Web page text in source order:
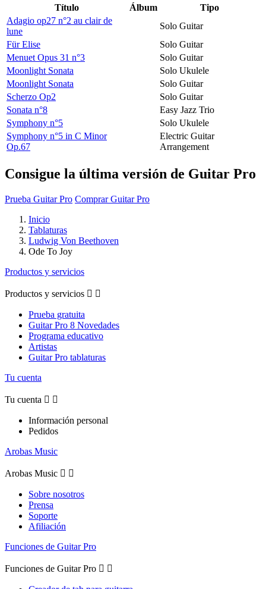
Título Álbum
Tipo
Adagio op27 n°2 au clair de
lune
Solo Guitar
Für Elise
Solo Guitar
Menuet Opus 31 n°3
Solo Guitar
Moonlight Sonata
Solo Ukulele
Moonlight Sonata
Solo Guitar
Scherzo Op2
Solo Guitar
Sonata n°8
Easy Jazz Trio
Symphony n°5
Solo Ukulele
Symphony n°5 in C Minor
Op.67
Electric Guitar
Arrangement
Consigue la última versión de Guitar Pro
Prueba Guitar Pro Comprar Guitar Pro
Inicio
Tablaturas
Ludwig Von Beethoven
Ode To Joy
Productos y servicios
Productos y servicios  
Prueba gratuita
Guitar Pro 8 Novedades
Programa educativo
Artistas
Guitar Pro tablaturas
Tu cuenta
Tu cuenta  
Información personal
Pedidos
Arobas Music
Arobas Music  
Sobre nosotros
Prensa
Soporte
Afiliación
Funciones de Guitar Pro
Funciones de Guitar Pro  